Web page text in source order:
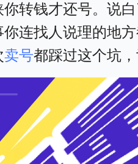
转钱才还号。说
你连找人说理的地
卖号都踩过这个坑，